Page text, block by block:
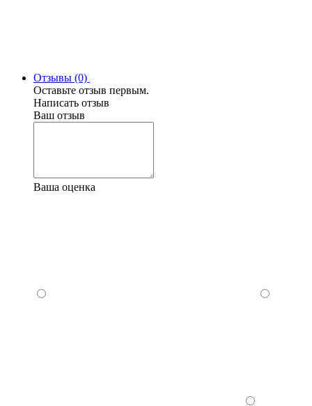
Отзывы (0)
Оставьте отзыв первым.
Написать отзыв
Ваш отзыв
Ваша оценка